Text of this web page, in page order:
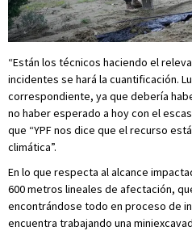
“Están los técnicos haciendo el
incidentes se hará la cuantificación.
correspondiente, ya que debería
no haber esperado a hoy con el
que “YPF nos dice que el recurso
climática”.
En lo que respecta al alcance
600 metros lineales de afectación,
encontrándose todo en proceso de
encuentra trabajando una